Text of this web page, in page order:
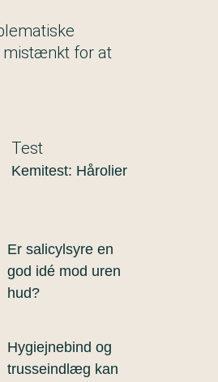
mistænkt for at
Test
Kemitest: Hårolier
Er salicylsyre en
god idé mod uren
hud?
Hygiejnebind og
trusseindlæg kan